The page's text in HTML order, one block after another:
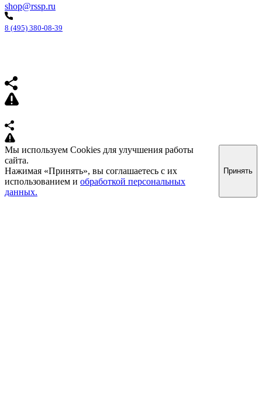
shop@rssp.ru
8 (495) 380-08-39
Мы используем Cookies для улучшения работы
сайта.
Нажимая «Принять», вы соглашаетесь с их
использованием и обработкой персональных
данных.
Принять